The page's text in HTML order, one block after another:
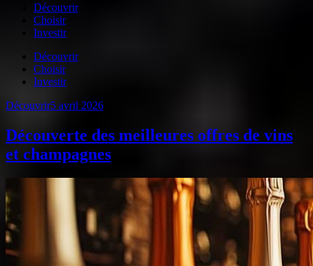
Découvrir
Choisir
Investir
Découvrir
Choisir
Investir
Découvrir5 avril 2026
Découverte des meilleures offres de vins
et champagnes